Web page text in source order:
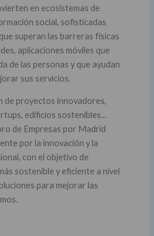
en ecosistemas de
social, sofisticadas
superan las barreras físicas
aplicaciones móviles que
de las personas y que ayudan
sus servicios.
de proyectos innovadores,
edificios sostenibles...
de Empresas por Madrid
por la innovación y la
con el objetivo de
sostenible y eficiente a nivel
para mejorar las